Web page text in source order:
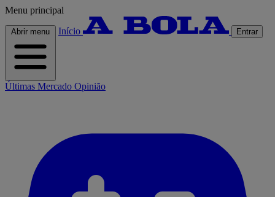
Menu principal
Abrir menu Início Entrar
Últimas Mercado Opinião